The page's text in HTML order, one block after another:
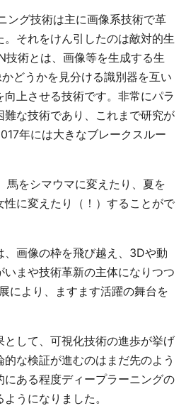
ング技術は主に画像系技術で革
それをけん引したのは敵対的生
技術とは、画像等を生成する生
どうかを見分ける識別器を互い
上させる技術です。非常にパラ
難な技術であり、これまで研究が
年には大きなブレークスルー
馬をシマウマに変えたり、夏を
に変えたり（！）することがで
、画像の枠を飛び越え、3Dや動
まや技術革新の主体になりつつ
により、ますます活躍の舞台を
として、可視化技術の進歩が挙げ
な検証が進むのはまだ先のよう
にある程度ディープラーニングの
うになりました。